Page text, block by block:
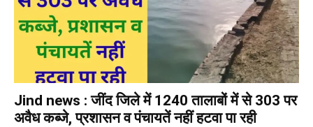
Jind news : जींद जिले में 1240 तालाबों में से 303 पर
अवैध कब्जे, प्रशासन व पंचायतें नहीं हटवा पा रही